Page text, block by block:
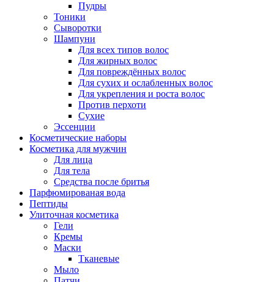
Пудры
Тоники
Сыворотки
Шампуни
Для всех типов волос
Для жирных волос
Для повреждённых волос
Для сухих и ослабленных волос
Для укрепления и роста волос
Против перхоти
Сухие
Эссенции
Косметические наборы
Косметика для мужчин
Для лица
Для тела
Средства после бритья
Парфюмированая вода
Пептиды
Улиточная косметика
Гели
Кремы
Маски
Тканевые
Мыло